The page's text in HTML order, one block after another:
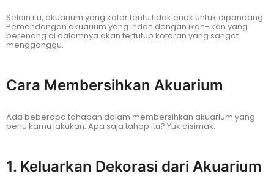
Selain itu, akuarium yang kotor tentu tidak enak untuk dipandang.
Pemandangan akuarium yang indah dengan ikan-ikan yang
berenang di dalamnya akan tertutup kotoran yang sangat
mengganggu.
Cara Membersihkan Akuarium
Ada beberapa tahapan dalam membersihkan akuarium yang
perlu kamu lakukan. Apa saja tahap itu? Yuk disimak.
1. Keluarkan Dekorasi dari Akuarium